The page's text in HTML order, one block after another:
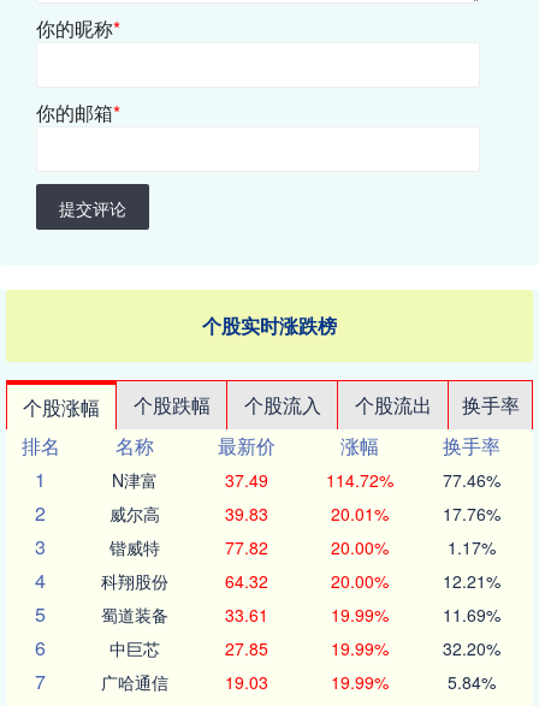
你的昵称*
你的邮箱*
提交评论
个股实时涨跌榜
个股涨幅 个股跌幅 个股流入 个股流出
换手率
排名
名称 最新价 涨幅
换手率
1
N津富 37.49 114.72% 77.46%
2 威尔高 39.83 20.01% 17.76%
3 锴威特 77.82 20.00% 1.17%
4 科翔股份 64.32 20.00% 12.21%
5 蜀道装备 33.61 19.99% 11.69%
6 中巨芯 27.85 19.99% 32.20%
7 广哈通信 19.03 19.99% 5.84%